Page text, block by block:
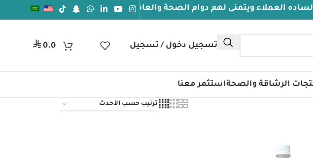
ويتمنى لهم دوام الصحة والعافيه
تسجيل دخول / تسجيل ر.س0.0
الرشاقة والصحةاستثمر معنا